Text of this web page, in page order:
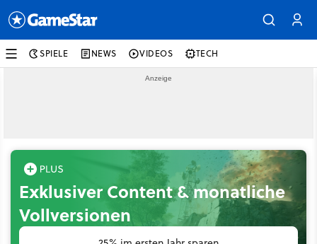
SPIELE NEWS VIDEOS TECH
Exklusiver Content & monatliche
Vollversionen